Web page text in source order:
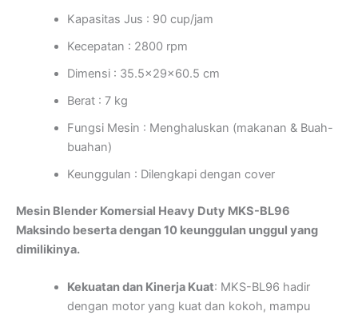
Kapasitas Jus : 90 cup/jam
Kecepatan : 2800 rpm
Dimensi : 35.5x29x60.5 cm
Berat : 7 kg
Fungsi Mesin : Menghaluskan (makanan & Buah-
buahan)
Keunggulan : Dilengkapi dengan cover
Mesin Blender Komersial Heavy Duty MKS-BL96
Maksindo beserta dengan 10 keunggulan unggul yang
dimilikinya.
Kekuatan dan Kinerja Kuat: MKS-BL96 hadir
dengan motor yang kuat dan kokoh, mampu